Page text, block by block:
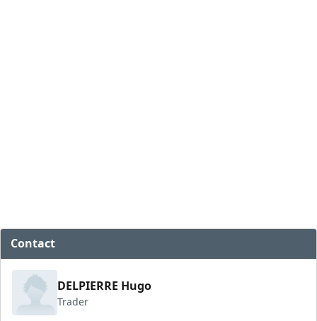
Contact
DELPIERRE Hugo
Trader